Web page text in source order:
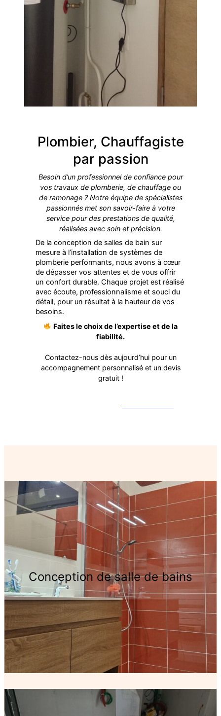
Plombier, Chauffagiste
par passion
Besoin d’un professionnel de confiance pour
vos travaux de plomberie, de chauffage ou
de ramonage ? Notre équipe de spécialistes
passionnés met son savoir-faire à votre
service pour des prestations de qualité,
réalisées avec soin et précision.
De la conception de salles de bain sur
mesure à l’installation de systèmes de
plomberie performants, nous avons à cœur
de dépasser vos attentes et de vous offrir
un confort durable. Chaque projet est réalisé
avec écoute, professionnalisme et souci du
détail, pour un résultat à la hauteur de vos
besoins.
Faites le choix de l’expertise et de la
fiabilité.
Contactez-nous dès aujourd’hui pour un
accompagnement personnalisé et un devis
gratuit !
Conception de salle de bains